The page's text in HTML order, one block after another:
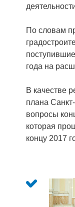
По словам
года на
В качестве
плана
вопросы
которая
концу 2017